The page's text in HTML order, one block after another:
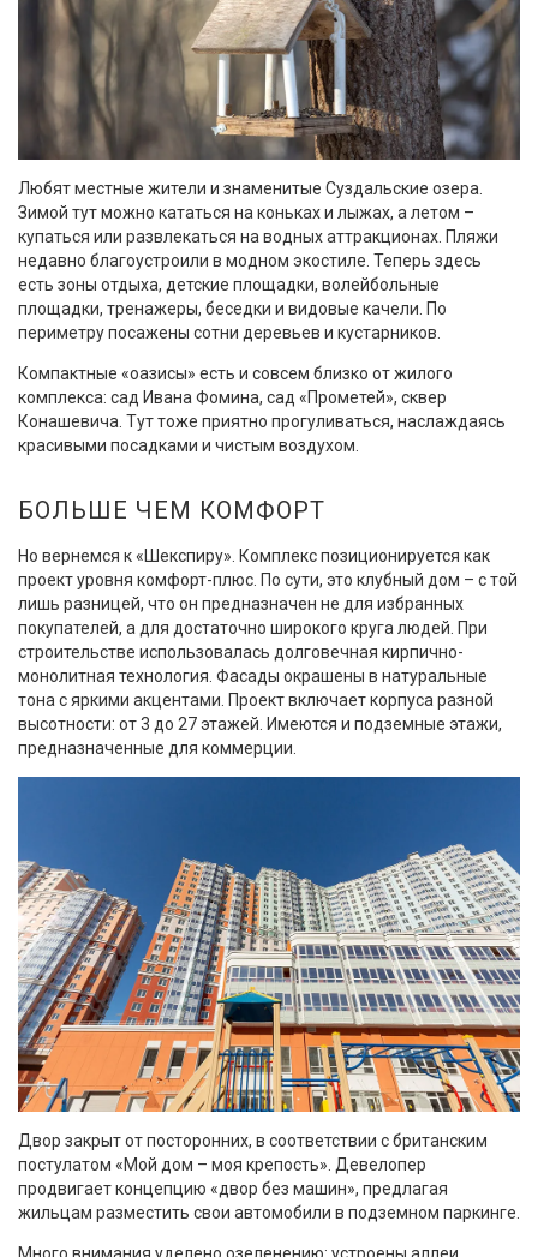
Любят местные жители и знаменитые Суздальские озера.
Зимой тут можно кататься на коньках и лыжах, а летом –
купаться или развлекаться на водных аттракционах. Пляжи
недавно благоустроили в модном экостиле. Теперь здесь
есть зоны отдыха, детские площадки, волейбольные
площадки, тренажеры, беседки и видовые качели. По
периметру посажены сотни деревьев и кустарников.
Компактные «оазисы» есть и совсем близко от жилого
комплекса: сад Ивана Фомина, сад «Прометей», сквер
Конашевича. Тут тоже приятно прогуливаться, наслаждаясь
красивыми посадками и чистым воздухом.
БОЛЬШЕ ЧЕМ КОМФОРТ
Но вернемся к «Шекспиру». Комплекс позиционируется как
проект уровня комфорт-плюс. По сути, это клубный дом – с той
лишь разницей, что он предназначен не для избранных
покупателей, а для достаточно широкого круга людей. При
строительстве использовалась долговечная кирпично-
монолитная технология. Фасады окрашены в натуральные
тона с яркими акцентами. Проект включает корпуса разной
высотности: от 3 до 27 этажей. Имеются и подземные этажи,
предназначенные для коммерции.
Двор закрыт от посторонних, в соответствии с британским
постулатом «Мой дом – моя крепость». Девелопер
продвигает концепцию «двор без машин», предлагая
жильцам разместить свои автомобили в подземном паркинге.
Много внимания уделено озеленению: устроены аллеи,